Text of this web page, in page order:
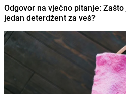
Odgovor na vječno pitanje:
jedan deterdžent za veš?